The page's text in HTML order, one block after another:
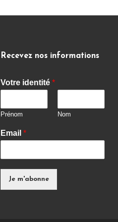
Recevez nos informations
Votre identité *
Prénom Nom
Email *
Je m'abonne